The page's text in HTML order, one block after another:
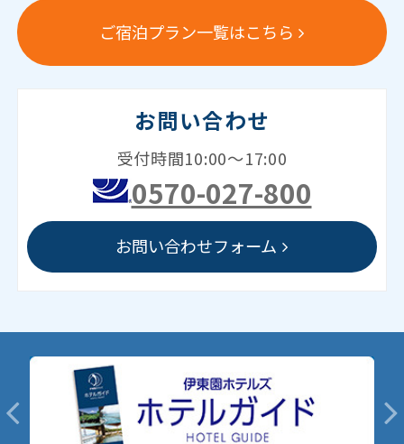
ご宿泊プラン一覧はこちら
お問い合わせ
受付時間10:00～17:00
0570-027-800
お問い合わせフォーム